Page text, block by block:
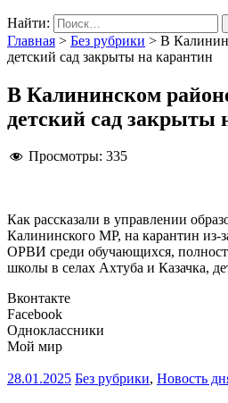
Найти:
Главная > Без рубрики > В
детский сад закрыты на карантин
В Калининском
детский сад закрыты
Просмотры: 335
Как рассказали в управлении
Калининского МР, на карантин из-
ОРВИ среди обучающихся,
школы в селах Ахтуба и Казачка,
Вконтакте
Facebook
Одноклассники
Мой мир
28.01.2025 Без рубрики, Новость